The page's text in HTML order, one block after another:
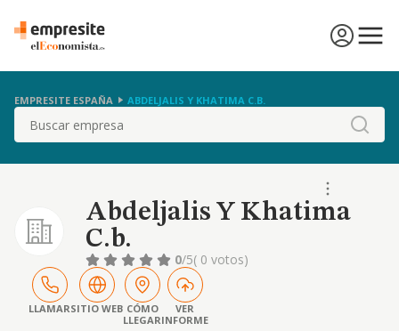
EMPRESITE ESPAÑA ABDELJALIS Y KHATIMA C.B.
Buscar
Abdeljalis Y Khatima
C.b.
0/5( 0 votos)
LLAMARSITIO WEB CÓMO
LLEGAR
VER
INFORME